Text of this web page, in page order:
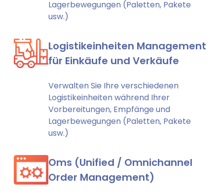
Lagerbewegungen (Paletten, Pakete
usw.)
Logistikeinheiten Management
für Einkäufe und Verkäufe
Verwalten Sie Ihre verschiedenen
Logistikeinheiten während Ihrer
Vorbereitungen, Empfänge und
Lagerbewegungen (Paletten, Pakete
usw.)
Oms (Unified / Omnichannel
Order Management)